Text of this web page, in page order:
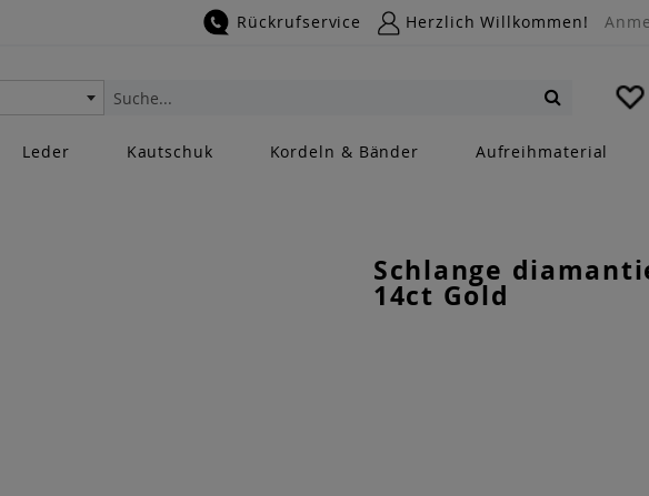
Rückrufservice Herzlich Willkommen!
Suche
Leder Kautschuk Kordeln & Bänder Aufreihmaterial
Schlange
14ct Gold